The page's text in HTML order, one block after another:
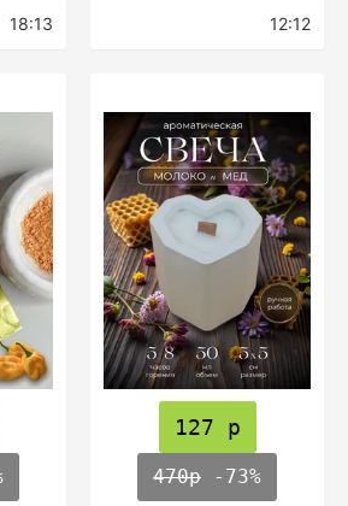
18:13
12:12
127 р
470р -73%